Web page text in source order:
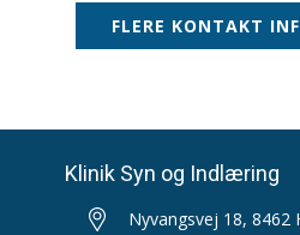
FLERE KONTAKT
Klinik Syn og Indlæring
Nyvangsvej 18, 8462